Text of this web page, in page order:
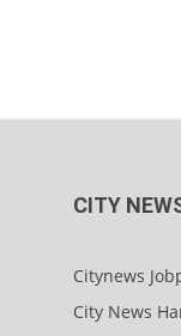
CITY
Citynews
City News